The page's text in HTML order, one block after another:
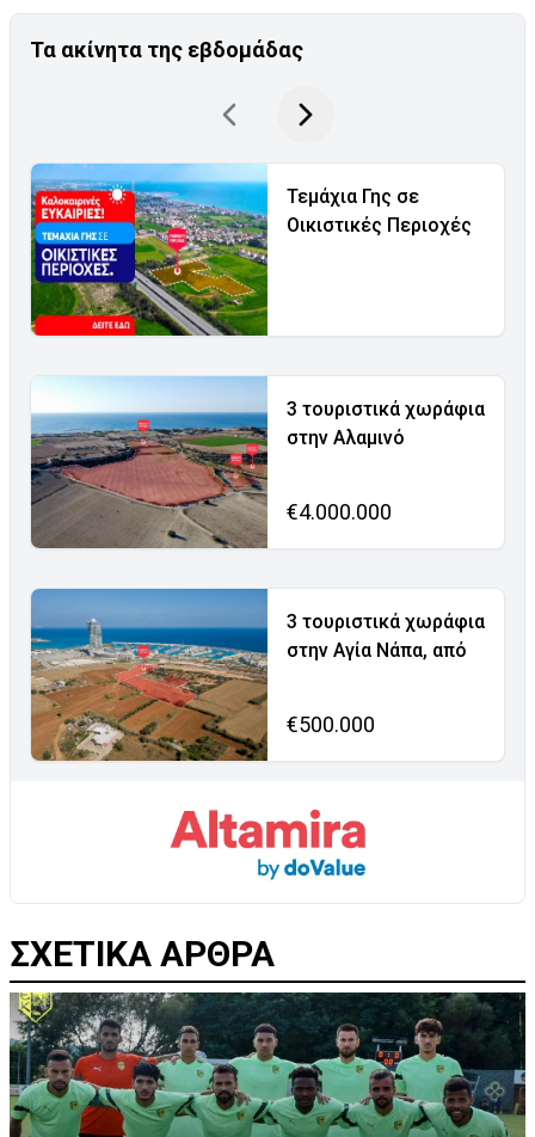
Τα ακίνητα της εβδομάδας
Τεμάχια Γης σε
Οικιστικές Περιοχές
3 τουριστικά χωράφια
στην Αλαμινό
€4.000.000
3 τουριστικά χωράφια
στην Αγία Νάπα, από
€500.000
ΣΧΕΤΙΚΑ ΑΡΘΡΑ